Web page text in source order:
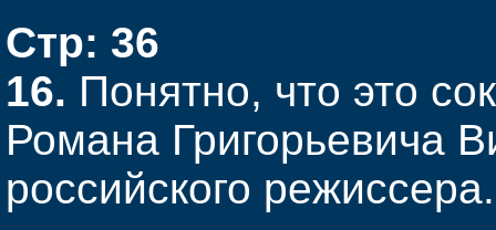
Стр: 36
16. Понятно, что это
Романа Григорьевича
российского режиссера.